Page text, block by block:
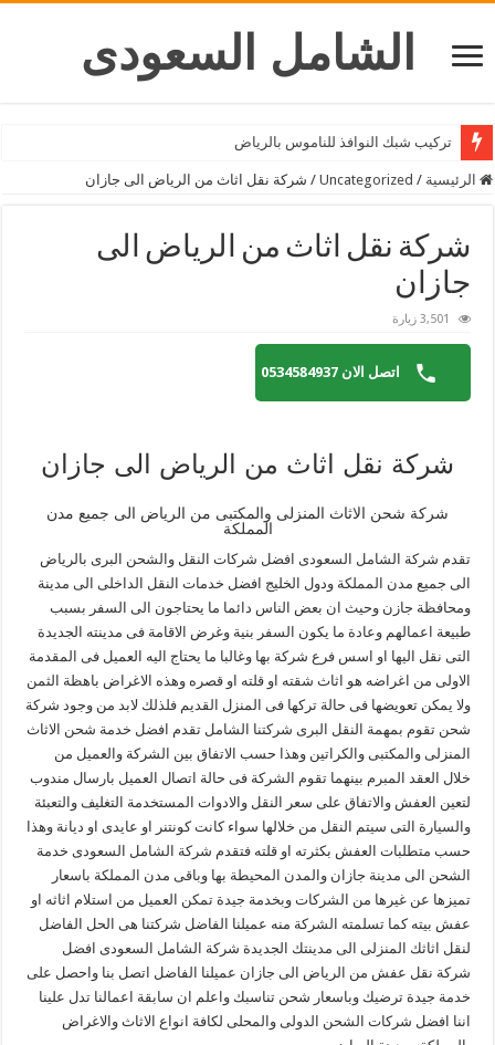
الشامل السعودى
شركة تركيب ستائر بالرياض
الرئيسية /
Uncategorized
/ شركة نقل اثاث من الرياض الى جازان
شركة نقل اثاث من الرياض الى
جازان
3,501 زيارة
اتصل الان 0534584937
شركة نقل اثاث من الرياض الى جازان
شركة شحن الاثاث المنزلى والمكتبى من الرياض الى جميع مدن
المملكة
تقدم شركة الشامل السعودى افضل شركات النقل والشحن البرى بالرياض
الى جميع مدن المملكة ودول الخليج افضل خدمات النقل الداخلى الى مدينة
ومحافظة جازن وحيث ان بعض الناس دائما ما يحتاجون الى السفر بسبب
طبيعة اعمالهم وعادة ما يكون السفر بنية وغرض الاقامة فى مدينته الجديدة
التى نقل اليها او اسس فرع شركة بها وغالبا ما يحتاج اليه العميل فى المقدمة
الاولى من اغراضه هو اثاث شقته او قلته او قصره وهذه الاغراض باهظة الثمن
ولا يمكن تعويضها فى حالة تركها فى المنزل القديم فلذلك لابد من وجود شركة
شحن تقوم بمهمة النقل البرى شركتنا الشامل تقدم افضل خدمة شحن الاثاث
المنزلى والمكتبى والكراتين وهذا حسب الاتفاق بين الشركة والعميل من
خلال العقد المبرم بينهما تقوم الشركة فى حالة اتصال العميل بارسال مندوب
لتعين العفش والاتفاق على سعر النقل والادوات المستخدمة التغليف والتعبئة
والسيارة التى سيتم النقل من خلالها سواء كانت كونتنر او عايدى او ديانة وهذا
حسب متطلبات العفش بكثرته او قلته فتقدم شركة الشامل السعودى خدمة
الشحن الى مدينة جازان والمدن المحيطة بها وباقى مدن المملكة باسعار
تميزها عن غيرها من الشركات وبخدمة جيدة تمكن العميل من استلام اثاثه او
عفش بيته كما تسلمته الشركة منه عميلنا الفاضل شركتنا هى الحل الفاضل
لنقل اثاثك المنزلى الى مدينتك الجديدة شركة الشامل السعودى افضل
شركة نقل عفش من الرياض الى جازان عميلنا الفاضل اتصل بنا واحصل على
خدمة جيدة ترضيك وباسعار شحن تناسبك واعلم ان سابقة اعمالنا تدل علينا
اننا افضل شركات الشحن الدولى والمحلى لكافة انواع الاثاث والاغراض